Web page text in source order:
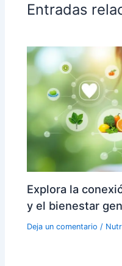
Entradas
Explora la
y el bienestar
Deja un comentario /